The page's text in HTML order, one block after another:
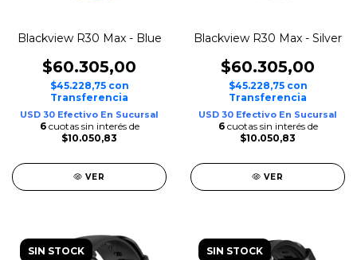
Blackview R30 Max - Blue
$60.305,00
$45.228,75 con
Transferencia
USD 30 Efectivo En Sucursal
6 cuotas sin interés de
$10.050,83
VER
Blackview R30 Max - Silver
$60.305,00
$45.228,75 con
Transferencia
USD 30 Efectivo En Sucursal
6 cuotas sin interés de
$10.050,83
VER
SIN STOCK SIN STOCK